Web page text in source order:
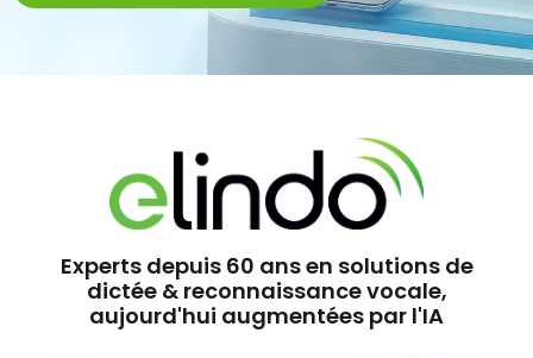
Experts depuis 60 ans en solutions de
dictée & reconnaissance vocale,
aujourd'hui augmentées par l'IA